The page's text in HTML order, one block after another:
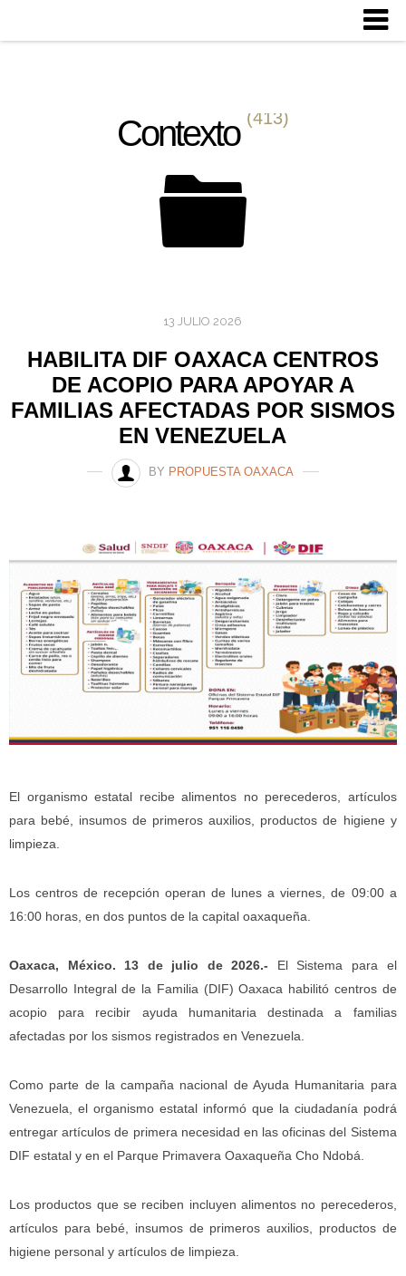
Contexto (413)
13 JULIO 2026
HABILITA DIF OAXACA CENTROS
DE ACOPIO PARA APOYAR A
FAMILIAS AFECTADAS POR SISMOS
EN VENEZUELA
BY PROPUESTA OAXACA
El organismo estatal recibe alimentos no perecederos, artículos
para bebé, insumos de primeros auxilios, productos de higiene y
limpieza.
Los centros de recepción operan de lunes a viernes, de 09:00 a
16:00 horas, en dos puntos de la capital oaxaqueña.
Oaxaca, México. 13 de julio de 2026.- El Sistema para el
Desarrollo Integral de la Familia (DIF) Oaxaca habilitó centros de
acopio para recibir ayuda humanitaria destinada a familias
afectadas por los sismos registrados en Venezuela.
Como parte de la campaña nacional de Ayuda Humanitaria para
Venezuela, el organismo estatal informó que la ciudadanía podrá
entregar artículos de primera necesidad en las oficinas del Sistema
DIF estatal y en el Parque Primavera Oaxaqueña Cho Ndobá.
Los productos que se reciben incluyen alimentos no perecederos,
artículos para bebé, insumos de primeros auxilios, productos de
higiene personal y artículos de limpieza.